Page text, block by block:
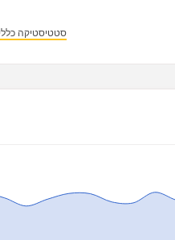
סטטיסטיקה